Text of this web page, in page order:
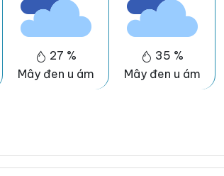
27 %
Mây đen u ám
35 %
Mây đen u ám